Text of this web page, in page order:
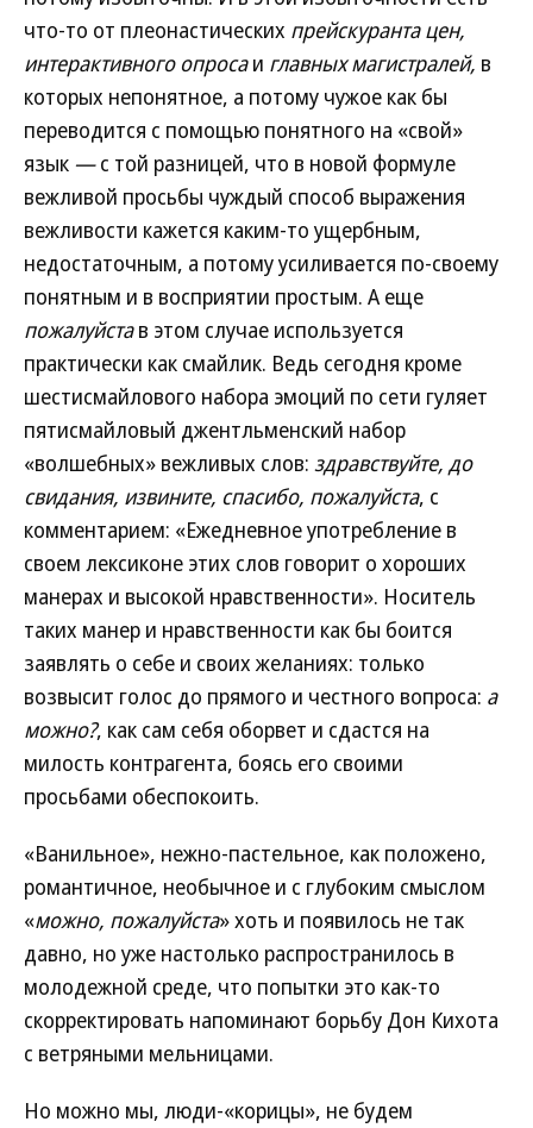
что-то от плеонастических прейскуранта цен,
интерактивного опросаи главных магистралей, в
которых непонятное, а потому чужое как бы
переводится с помощью понятного на «свой»
язык —с той разницей, что в новой формуле
вежливой просьбы чуждый способ выражения
вежливости кажется каким-то ущербным,
недостаточным, а потому усиливается по-своему
понятным и в восприятии простым. А еще
пожалуйстав этом случае используется
практически как смайлик. Ведь сегодня кроме
шестисмайлового набора эмоций по сети гуляет
пятисмайловый джентльменский набор
«волшебных» вежливых слов: здравствуйте, до
свидания, извините, спасибо, пожалуйста, с
комментарием: «Ежедневное употребление в
своем лексиконе этих слов говорит о хороших
манерах и высокой нравственности». Носитель
таких манер и нравственности как бы боится
заявлять о себе и своих желаниях: только
возвысит голос до прямого и честного вопроса: а
можно?, как сам себя оборвет и сдастся на
милость контрагента, боясь его своими
просьбами обеспокоить.
«Ванильное», нежно-пастельное, как положено,
романтичное, необычное и с глубоким смыслом
«можно, пожалуйста» хоть и появилось не так
давно, но уже настолько распространилось в
молодежной среде, что попытки это как-то
скорректировать напоминают борьбу Дон Кихота
с ветряными мельницами.
Но можно мы, люди-«корицы», не будем